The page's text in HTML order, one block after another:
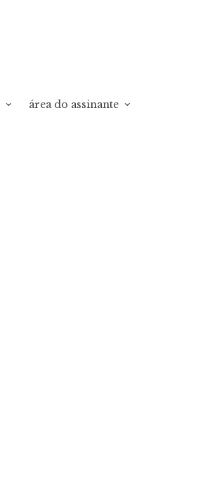
área do assinante